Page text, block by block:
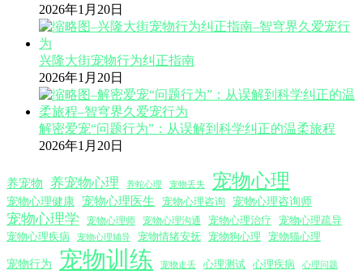
2026年1月20日
兴隆大街宠物行为纠正指南
2026年1月20日
解密爱宠“问题行为”：从误解到科学纠正的温柔旅程
2026年1月20日
养宠物 养宠物心理 养蛇心理 宠物丢失 宠物心理
宠物心理健康 宠物心理医生 宠物心理咨询 宠物心理咨询师
宠物心理学 宠物心理师 宠物心理沟通 宠物心理治疗
宠物心理疏导
宠物心理疾病
宠物心理辅导 宠物情绪安抚 宠物狗心理 宠物猫心理
宠物行为 宠物训练 宠物走丢 心理测试 心理疾病 心理问题